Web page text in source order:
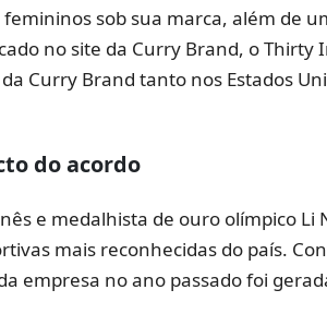
sob sua marca, além de
no site da Curry Brand, o Thirty
Curry Brand tanto nos Estados
do acordo
e medalhista de ouro olímpico Li
mais reconhecidas do país.
empresa no ano passado foi